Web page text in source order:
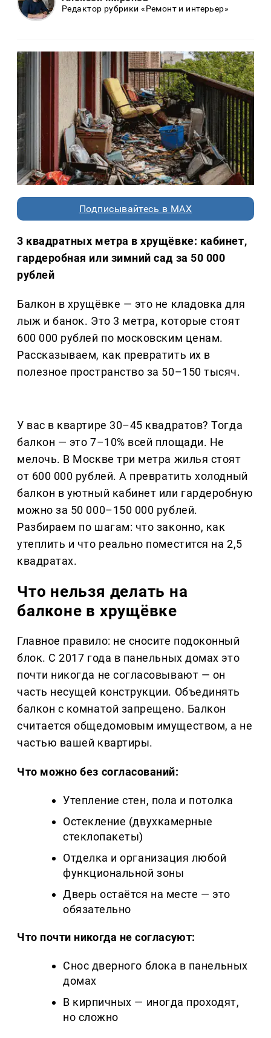
Редактор рубрики «Ремонт и интерьер»
Подписывайтесь в MAX
3 квадратных метра в хрущёвке: кабинет,
гардеробная или зимний сад за 50 000
рублей
Балкон в хрущёвке — это не кладовка для
лыж и банок. Это 3 метра, которые стоят
600 000 рублей по московским ценам.
Рассказываем, как превратить их в
полезное пространство за 50–150 тысяч.
У вас в квартире 30–45 квадратов? Тогда
балкон — это 7–10% всей площади. Не
мелочь. В Москве три метра жилья стоят
от 600 000 рублей. А превратить холодный
балкон в уютный кабинет или гардеробную
можно за 50 000–150 000 рублей.
Разбираем по шагам: что законно, как
утеплить и что реально поместится на 2,5
квадратах.
Что нельзя делать на
балконе в хрущёвке
Главное правило: не сносите подоконный
блок. С 2017 года в панельных домах это
почти никогда не согласовывают — он
часть несущей конструкции. Объединять
балкон с комнатой запрещено. Балкон
считается общедомовым имуществом, а не
частью вашей квартиры.
Что можно без согласований:
Утепление стен, пола и потолка
Остекление (двухкамерные
стеклопакеты)
Отделка и организация любой
функциональной зоны
Дверь остаётся на месте — это
обязательно
Что почти никогда не согласуют:
Снос дверного блока в панельных
домах
В кирпичных — иногда проходят,
но сложно